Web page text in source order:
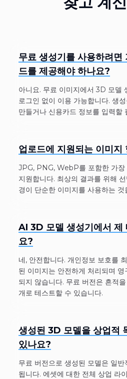
무료 생성기를 사용하려면
드를 제공해야 하나요?
아니요. 무료 이미지에서 3D 모델
로그인 없이 이용 가능합니다. 생
만들거나 신용카드 정보를 입력할
업로드에 지원되는 이미지
JPG, PNG, WebP를 포함한 가장
지원합니다. 최상의 결과를 위해
경이 단순한 이미지를 사용하는 것
AI 3D 모델 생성기에서 제
요?
네, 안전합니다. 개인정보 보호를
된 이미지는 안전하게 처리되며
되지 않습니다. 무료 버전은 흔적
개로 테스트할 수 있습니다.
생성된 3D 모델을 상업적
있나요?
무료 버전으로 생성된 모델은 일
됩니다. 에셋에 대한 전체 상업 라